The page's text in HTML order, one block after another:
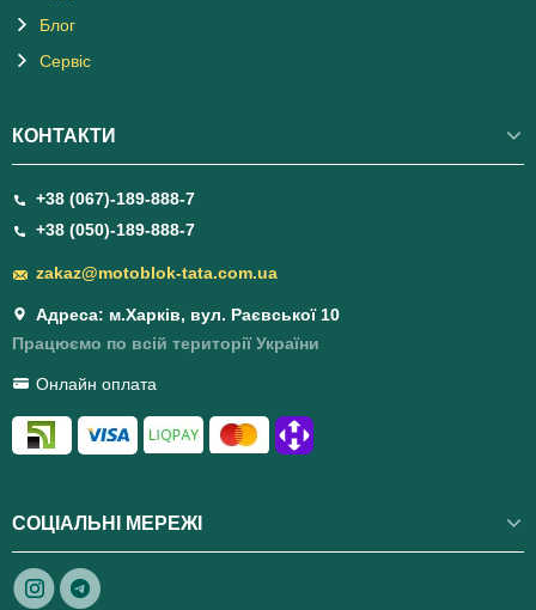
Блог
Сервіс
КОНТАКТИ
+38 (067)-189-888-7
+38 (050)-189-888-7
zakaz@motoblok-tata.com.ua
Адреса: м.Харків, вул. Раєвської 10
Працюємо по всій території України
Онлайн оплата
СОЦІАЛЬНІ МЕРЕЖІ